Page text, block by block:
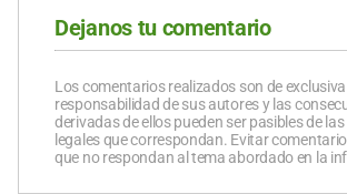
Dejanos tu comentario
Los comentarios realizados son de exclusiva
responsabilidad de sus autores y las
derivadas de ellos pueden ser pasibles de
legales que correspondan. Evitar
que no respondan al tema abordado en la